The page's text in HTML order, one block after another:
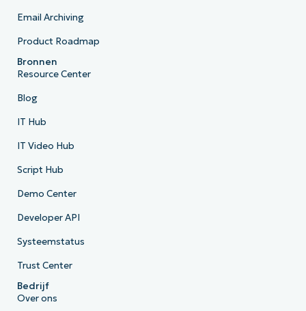
Email Archiving
Product Roadmap
Bronnen
Resource Center
Blog
IT Hub
IT Video Hub
Script Hub
Demo Center
Developer API
Systeemstatus
Trust Center
Bedrijf
Over ons